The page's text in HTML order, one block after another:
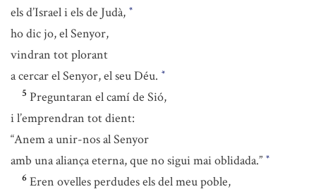
els d’Israel i els de Judà, *
ho dic jo, el Senyor,
vindran tot plorant
a cercar el Senyor, el seu Déu. *
5 Preguntaran el camí de Sió,
i l’emprendran tot dient:
“Anem a unir-nos al Senyor
amb una aliança eterna, que no sigui mai oblidada.” *
6 Eren ovelles perdudes els del meu poble,